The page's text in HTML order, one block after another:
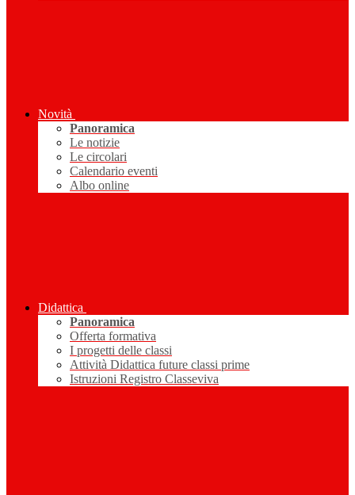
Novità
Panoramica
Le notizie
Le circolari
Calendario eventi
Albo online
Didattica
Panoramica
Offerta formativa
I progetti delle classi
Attività Didattica future classi prime
Istruzioni Registro Classeviva